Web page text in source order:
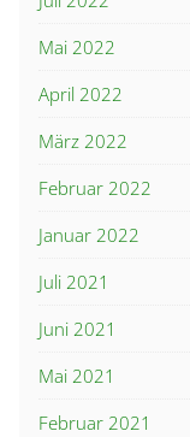
Mai 2022
April 2022
März 2022
Februar 2022
Januar 2022
Juli 2021
Juni 2021
Mai 2021
Februar 2021